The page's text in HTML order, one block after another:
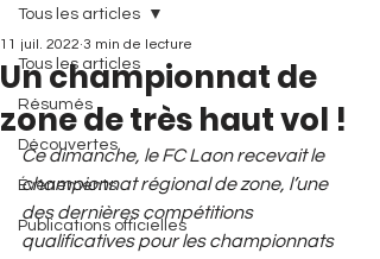
Tous les articles
Résumés
Découvertes
Événements
Publications officielles
Tous les articles
Un championnat de
zone de très haut vol !
11 juil. 2022 3 min de lecture
Ce dimanche, le FC Laon recevait le
championnat régional de zone, l’une
des dernières compétitions
qualificatives pour les championnats